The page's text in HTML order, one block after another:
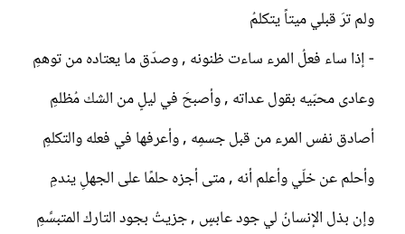
ولم ترَ قبلي ميتاً يتكلمُ
- إذا ساء فعلُ المرء ساءت ظنونه , وصدّق ما يعتاده من توهمِ
وعادى محبّيه بقول عداته , وأصبحَ في ليلٍ من الشك مُظلمِ
أصادق نفس المرء من قبل جسمِه , وأعرفها في فعله والتكلمِ
وأحلم عن خلّي وأعلم أنه , متى أجزه حلمًا على الجهلِ يندمِ
وإن بذل الإنسانُ لي جود عابسٍ , جزيتُ بجود التارك المتبسِّمِ